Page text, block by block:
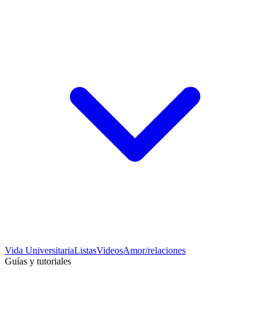
Vida UniversitariaListasVideosAmor/relaciones
Guías y tutoriales